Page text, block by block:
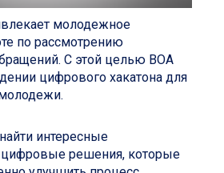
молодежное
по рассмотрению
С этой целью ВОА
цифрового хакатона для
интересные
решения, которые